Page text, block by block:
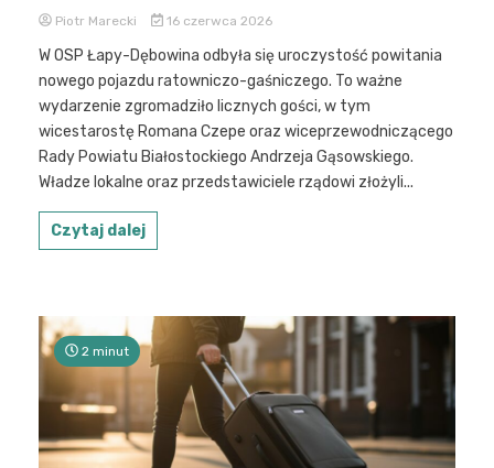
Piotr Marecki 16 czerwca 2026
W OSP Łapy-Dębowina odbyła się uroczystość powitania
nowego pojazdu ratowniczo-gaśniczego. To ważne
wydarzenie zgromadziło licznych gości, w tym
wicestarostę Romana Czepe oraz wiceprzewodniczącego
Rady Powiatu Białostockiego Andrzeja Gąsowskiego.
Władze lokalne oraz przedstawiciele rządowi złożyli...
Czytaj dalej
2 minut